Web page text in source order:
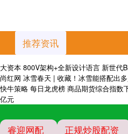
推荐资讯
大资本 800V架构+全新设计语言 新世代
尚红网 冰雪春天 | 收藏！冰雪能搭配出
快牛策略 每日龙虎榜 商品期货综合指数
亿元
睿迎网配 正规炒股配资